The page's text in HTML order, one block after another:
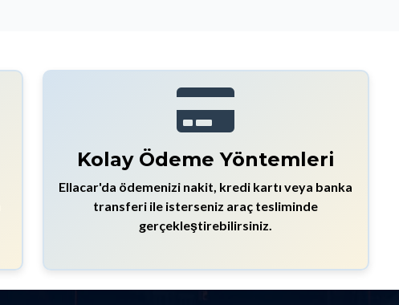
Kolay Ödeme Yöntemleri
Ellacar'da ödemenizi nakit, kredi kartı veya banka
transferi ile isterseniz araç tesliminde
gerçekleştirebilirsiniz.